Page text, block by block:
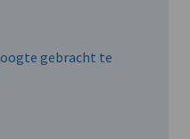
gebracht te